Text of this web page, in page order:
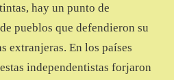
hay un punto de
pueblos que defendieron su
extranjeras. En los países
independentistas forjaron